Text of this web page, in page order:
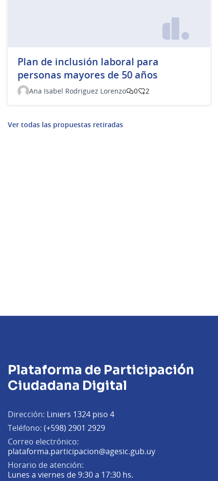
Plan de inclusión laboral para
personas mayores de 50 años
Ana Isabel Rodriguez Lorenzo 0 2
Ver todas las propuestas retiradas
Plataforma de Participación
Ciudadana Digital
Dirección: Liniers 1324 piso 4
Teléfono: (+598) 2901 2929
Correo electrónico:
plataforma.participacion@agesic.gub.uy(Abrir en una
Horario de atención:
Lunes a viernes de 9:30 a 17:30 hs.